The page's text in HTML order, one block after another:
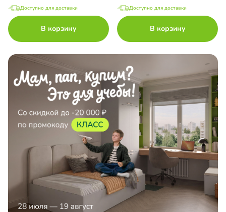
Доступно для доставки
В корзину
Доступно для доставки
В корзину